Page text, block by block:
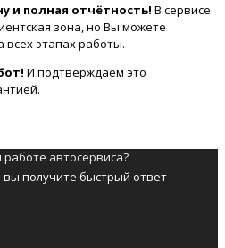
и полная отчётность! В сервисе
зона, но Вы можете
всех этапах работы.
И подтверждаем это
автосервиса?
вы получите быстрый ответ